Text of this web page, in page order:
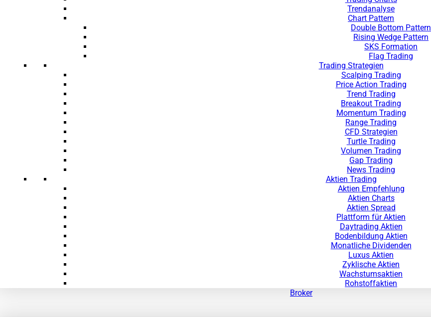
Trendanalyse
Chart Pattern
Double Bottom Pattern
Rising Wedge Pattern
SKS Formation
Flag Trading
Trading Strategien
Scalping Trading
Price Action Trading
Trend Trading
Breakout Trading
Momentum Trading
Range Trading
CFD Strategien
Turtle Trading
Volumen Trading
Gap Trading
News Trading
Aktien Trading
Aktien Empfehlung
Aktien Charts
Aktien Spread
Plattform für Aktien
Daytrading Aktien
Bodenbildung Aktien
Monatliche Dividenden
Luxus Aktien
Zyklische Aktien
Wachstumsaktien
Rohstoffaktien
Broker